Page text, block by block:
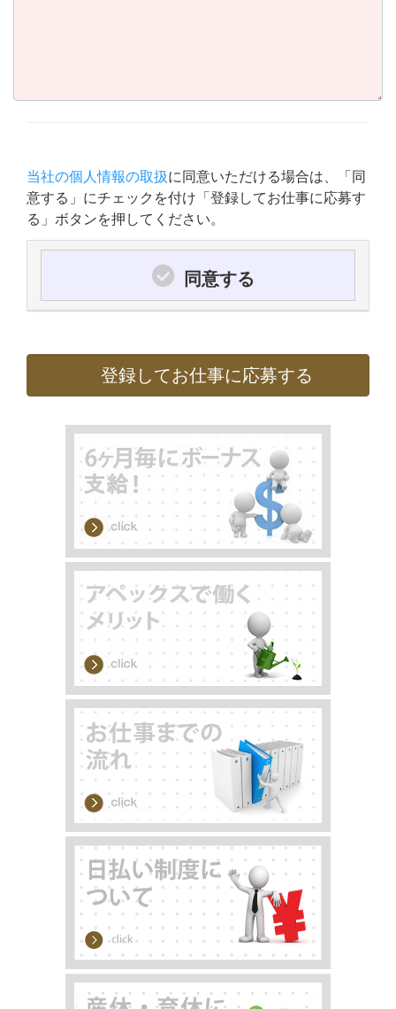
当社の個人情報の取扱に同意いただける場合は、「同
意する」にチェックを付け「登録してお仕事に応募す
る」ボタンを押してください。
同意する